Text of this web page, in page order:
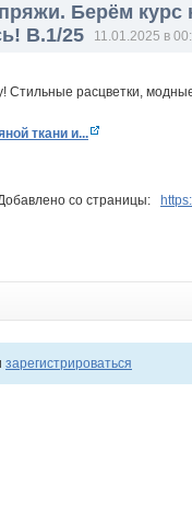
Берём курс
В.1/25
11.01.2025 в
ткани и...
со страницы:
зарегистрироваться